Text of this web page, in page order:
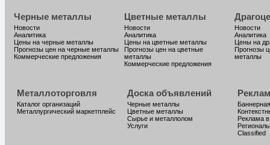
Черные металлы
Новости
Аналитика
Цены на черные металлы
Прогнозы цен на черные металлы
Коммерческие предложения
Цветные металлы
Новости
Аналитика
Цены на цветные металлы
Прогнозы цен на цветные
металлы
Коммерческие предложения
Новости
Аналитика
Цены на
Прогнозы
металлы
Металлоторговля
Каталог организаций
Металлургический маркетплейс
Доска объявлений
Черные металлы
Цветные металлы
Сырье и металлолом
Услуги
Реклама
Classified